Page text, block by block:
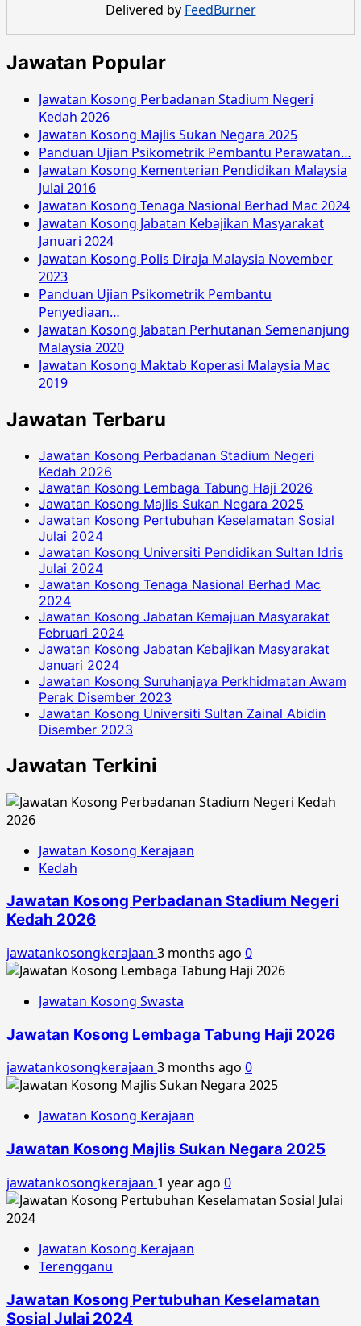
Langkawi
Bandaraya
Pelancongan
Jun
Delivered by FeedBurner
Jawatan Popular
Jawatan Kosong Perbadanan Stadium Negeri
Kedah 2026
Jawatan Kosong Majlis Sukan Negara 2025
Panduan Ujian Psikometrik Pembantu Perawatan…
Jawatan Kosong Kementerian Pendidikan Malaysia
Julai 2016
Jawatan Kosong Tenaga Nasional Berhad Mac 2024
Jawatan Kosong Jabatan Kebajikan Masyarakat
Januari 2024
Jawatan Kosong Polis Diraja Malaysia November
2023
Panduan Ujian Psikometrik Pembantu
Penyediaan…
Jawatan Kosong Jabatan Perhutanan Semenanjung
Malaysia 2020
Jawatan Kosong Maktab Koperasi Malaysia Mac
2019
Jawatan Terbaru
Jawatan Kosong Perbadanan Stadium Negeri
Kedah 2026
Jawatan Kosong Lembaga Tabung Haji 2026
Jawatan Kosong Majlis Sukan Negara 2025
Jawatan Kosong Pertubuhan Keselamatan Sosial
Julai 2024
Jawatan Kosong Universiti Pendidikan Sultan Idris
Julai 2024
Jawatan Kosong Tenaga Nasional Berhad Mac
2024
Jawatan Kosong Jabatan Kemajuan Masyarakat
Februari 2024
Jawatan Kosong Jabatan Kebajikan Masyarakat
Januari 2024
Jawatan Kosong Suruhanjaya Perkhidmatan Awam
Perak Disember 2023
Jawatan Kosong Universiti Sultan Zainal Abidin
Disember 2023
Jawatan Terkini
Jawatan Kosong Kerajaan
Kedah
Jawatan Kosong Perbadanan Stadium Negeri
Kedah 2026
jawatankosongkerajaan 3 months ago 0
Jawatan Kosong Swasta
Jawatan Kosong Lembaga Tabung Haji 2026
jawatankosongkerajaan 3 months ago 0
Jawatan Kosong Kerajaan
Jawatan Kosong Majlis Sukan Negara 2025
jawatankosongkerajaan 1 year ago 0
Jawatan Kosong Kerajaan
Terengganu
Jawatan Kosong Pertubuhan Keselamatan
Sosial Julai 2024